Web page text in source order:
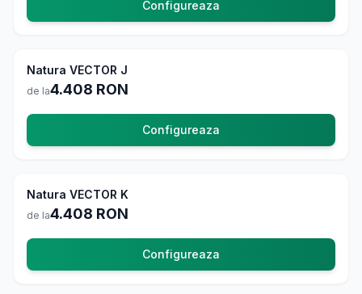
Configureaza
Natura VECTOR J
de la4.408 RON
Configureaza
Natura VECTOR K
de la4.408 RON
Configureaza